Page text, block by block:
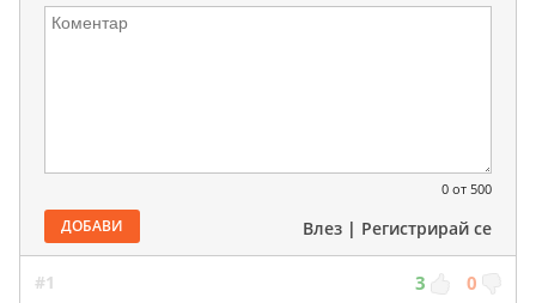
0 от 500
ДОБАВИ Влез | Регистрирай се
#1 3 0